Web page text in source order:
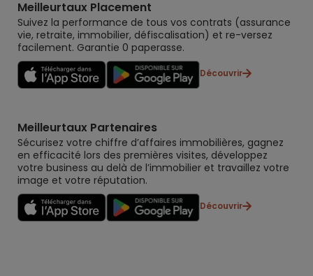
Meilleurtaux Placement
Suivez la performance de tous vos contrats (assurance
vie, retraite, immobilier, défiscalisation) et re-versez
facilement. Garantie 0 paperasse.
Découvrir
Meilleurtaux Partenaires
Sécurisez votre chiffre d’affaires immobilières, gagnez
en efficacité lors des premières visites, développez
votre business au delà de l’immobilier et travaillez votre
image et votre réputation.
Découvrir